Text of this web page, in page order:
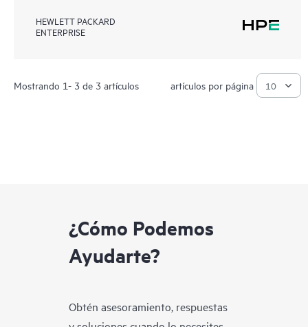
HEWLETT PACKARD
ENTERPRISE
Mostrando 1- 3 de 3 artículos artículos por página
¿Cómo Podemos
Ayudarte?
Obtén asesoramiento, respuestas